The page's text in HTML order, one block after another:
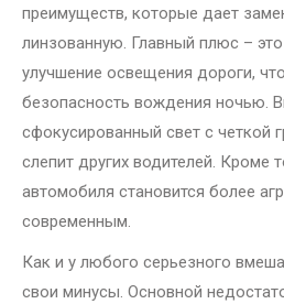
преимуществ, которые дает
линзованную. Главный плюс –
улучшение освещения дороги,
безопасность вождения ночью.
сфокусированный свет с четкой
слепит других водителей. Кроме
автомобиля становится более
современным.
Как и у любого серьезного
свои минусы. Основной